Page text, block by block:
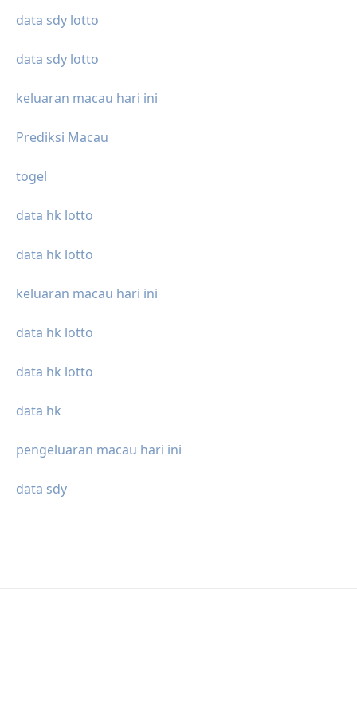
data sdy lotto
data sdy lotto
keluaran macau hari ini
Prediksi Macau
togel
data hk lotto
data hk lotto
keluaran macau hari ini
data hk lotto
data hk lotto
data hk
pengeluaran macau hari ini
data sdy